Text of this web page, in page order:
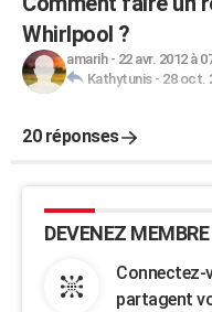
Whirlpool ?
amarih- 22 avr. 2012 à
Kathytunis- 28 oct.
20 réponses
DEVENEZ
Connectez-
partagent